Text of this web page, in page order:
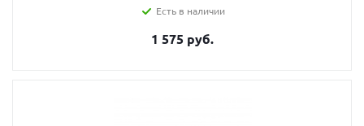
Есть в наличии
1 575 руб.